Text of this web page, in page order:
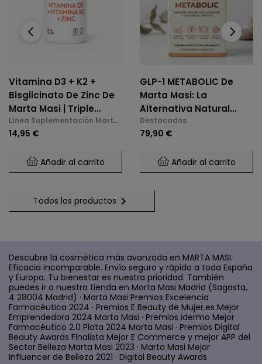
Vitamina D3 + K2 +
Bisglicinato De Zinc De
Marta Masi | Triple
Acción: Huesos,
Inmunidad Y Bienestar
Línea Suplementación Marta
Masi
14,95 €
Añadir al carrito
GLP-1 METABOLIC De
Marta Masi: La
Alternativa Natural
Para El Control De
Glucosa Y Saciedad.
Destacados
79,90 €
Añadir al carrito
‹ ›
Todos los productos 
Descubre la cosmética más avanzada en MARTA MASI.
Eficacia incomparable. Envío seguro y rápido a toda España
y Europa. Tu bienestar es nuestra prioridad. También
puedes ir a nuestra tienda en Marta Masi Madrid (Sagasta,
4 28004 Madrid) · Marta Masi Premios Excelencia
Farmacéutica 2024 · Premios E Beauty de Mujer.es Mejor
Emprendedora 2024 Marta Masi · Premios idermo Mejor
Farmacéutico 2.0 Plata 2024 Marta Masi · Premios Digital
Beauty Awards Finalista Mejor E Commerce y mejor APP del
Sector Belleza Marta Masi 2023 · Marta Masi Mejor
Influencer de Belleza 2021 · Digital Beauty Awards